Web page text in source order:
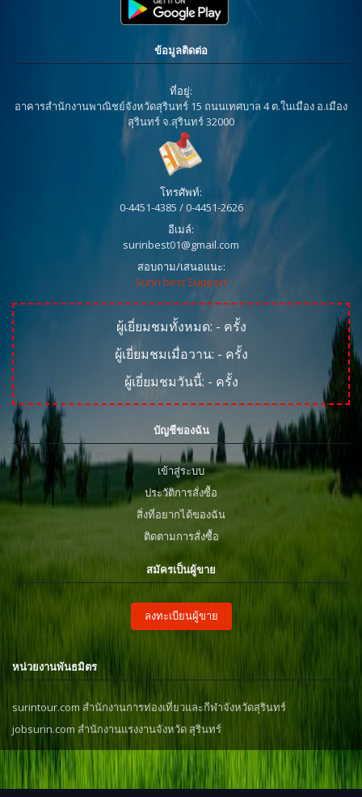
ข้อมูลติดต่อ
ที่อยู่:
อาคารสำนักงานพาณิชย์จังหวัดสุรินทร์ 15 ถนนเทศบาล 4 ต.ในเมือง อ.เมือง
สุรินทร์ จ.สุรินทร์ 32000
โทรศัพท์:
0-4451-4385 / 0-4451-2626
อีเมล์:
surinbest01@gmail.com
สอบถาม/เสนอแนะ:
Surin best Support
ผู้เยี่ยมชมทั้งหมด: - ครั้ง
ผู้เยี่ยมชมเมื่อวาน: - ครั้ง
ผู้เยี่ยมชมวันนี้: - ครั้ง
บัญชีของฉัน
เข้าสู่ระบบ
ประวัติการสั่งซื้อ
สิ่งที่อยากได้ของฉัน
ติดตามการสั่งซื้อ
สมัครเป็นผู้ขาย
ลงทะเบียนผู้ขาย
หน่วยงานพันธมิตร
surintour.com สำนักงานการท่องเที่ยวและกีฬาจังหวัดสุรินทร์
jobsurin.com สำนักงานแรงงานจังหวัด สุรินทร์